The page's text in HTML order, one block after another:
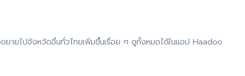
ยายไปจังหวัดอื่นทั่วไทยเพิ่มขึ้นเรื่อย ๆ ดูทั้งหมดได้ในแอป Haadoo